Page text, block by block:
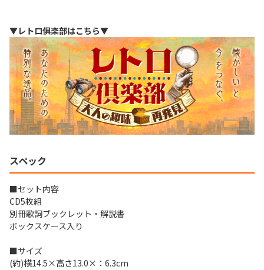
▼レトロ俱楽部はこちら▼
スペック
■セット内容
CD5枚組
別冊歌詞ブックレット・解説書
ボックスケース入り
■サイズ
(約)横14.5×高さ13.0×：6.3cm